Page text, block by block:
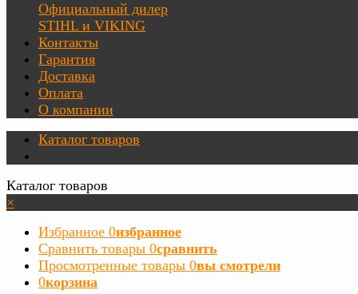
Официальный дилер
STIHL и VIKING
Контакты
Гарантия
Доставка
Оплата
О компании
Каталог товаров
Каталог товаров
×
Избранное 0избранное
Сравнить товары 0сравнить
Просмотренные товары 0вы смотрели
0корзина